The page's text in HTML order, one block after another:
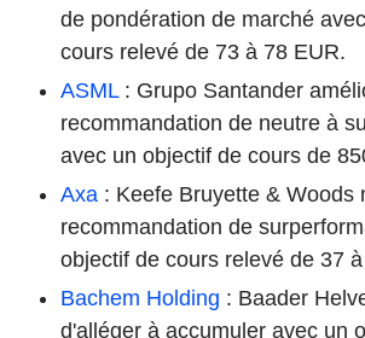
de pondération de marché
cours relevé de 73 à 78 EUR.
ASML: Grupo Santander
recommandation de neutre à
avec un objectif de cours de
Axa : Keefe Bruyette & Woods
recommandation de
objectif de cours relevé de 37
Bachem Holding : Baader
d'alléger à accumuler avec un